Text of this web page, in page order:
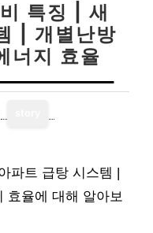
특징 | 새
| 개별난방
너지 효율
파트 급탕 시스템 |
효율에 대해 알아보